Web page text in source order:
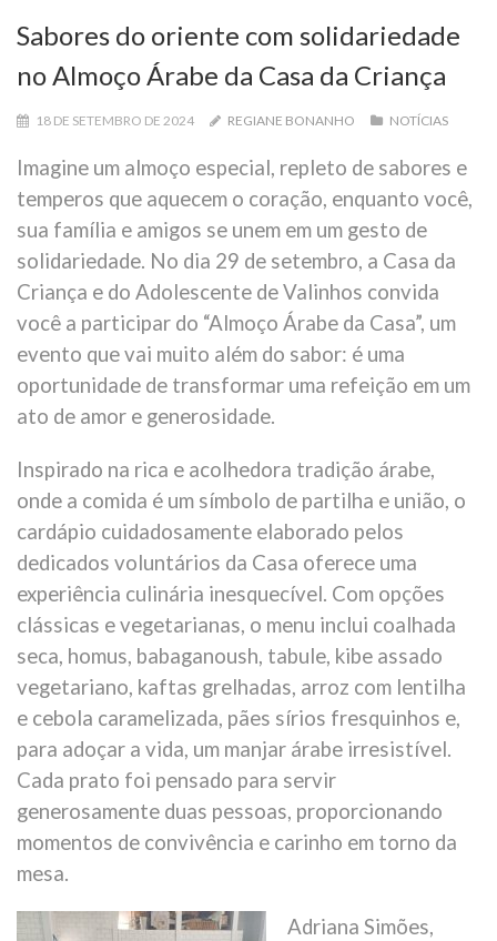
Sabores do oriente com solidariedade
no Almoço Árabe da Casa da Criança
18 DE SETEMBRO DE 2024 REGIANE BONANHO NOTÍCIAS
Imagine um almoço especial, repleto de sabores e
temperos que aquecem o coração, enquanto você,
sua família e amigos se unem em um gesto de
solidariedade. No dia 29 de setembro, a Casa da
Criança e do Adolescente de Valinhos convida
você a participar do “Almoço Árabe da Casa”, um
evento que vai muito além do sabor: é uma
oportunidade de transformar uma refeição em um
ato de amor e generosidade.
Inspirado na rica e acolhedora tradição árabe,
onde a comida é um símbolo de partilha e união, o
cardápio cuidadosamente elaborado pelos
dedicados voluntários da Casa oferece uma
experiência culinária inesquecível. Com opções
clássicas e vegetarianas, o menu inclui coalhada
seca, homus, babaganoush, tabule, kibe assado
vegetariano, kaftas grelhadas, arroz com lentilha
e cebola caramelizada, pães sírios fresquinhos e,
para adoçar a vida, um manjar árabe irresistível.
Cada prato foi pensado para servir
generosamente duas pessoas, proporcionando
momentos de convivência e carinho em torno da
mesa.
Adriana Simões,